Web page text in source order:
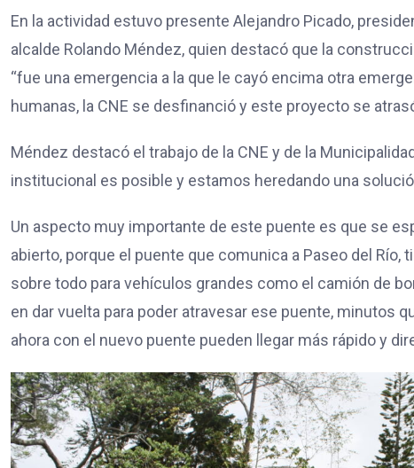
En la actividad estuvo presente Alejandro Picado,
alcalde Rolando Méndez, quien destacó que la
“fue una emergencia a la que le cayó encima otra
humanas, la CNE se desfinanció y este proyecto se
Méndez destacó el trabajo de la CNE y de la
institucional es posible y estamos heredando una
Un aspecto muy importante de este puente es que se
abierto, porque el puente que comunica a Paseo del
sobre todo para vehículos grandes como el camión de
en dar vuelta para poder atravesar ese puente, minutos
ahora con el nuevo puente pueden llegar más rápido y